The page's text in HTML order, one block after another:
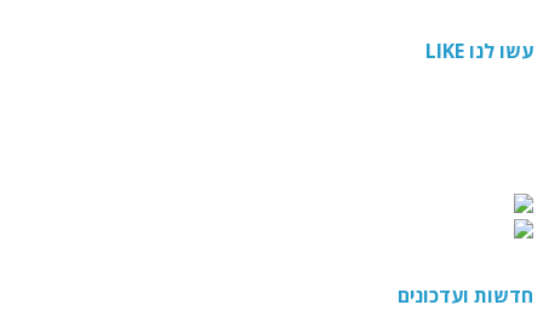
עשו לנו LIKE
חדשות ועדכונים